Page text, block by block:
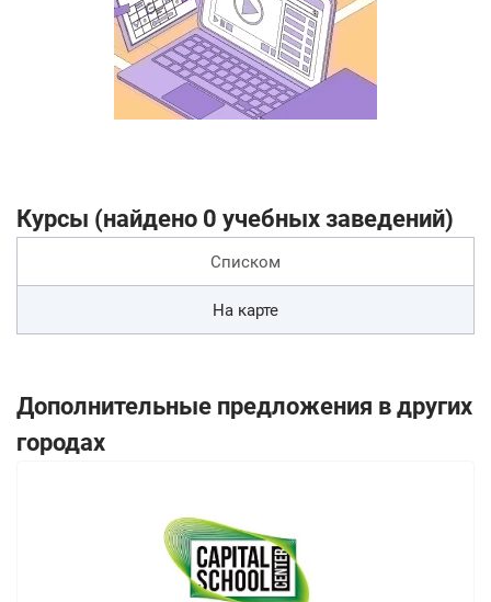
Курсы (найдено 0 учебных заведений)
Списком
На карте
Дополнительные предложения в других
городах